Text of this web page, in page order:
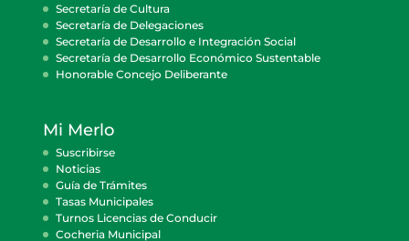
Secretaría de Cultura
Secretaría de Delegaciones
Secretaría de Desarrollo e Integración Social
Secretaría de Desarrollo Económico Sustentable
Honorable Concejo Deliberante
Mi Merlo
Suscribirse
Noticias
Guía de Trámites
Tasas Municipales
Turnos Licencias de Conducir
Cocheria Municipal